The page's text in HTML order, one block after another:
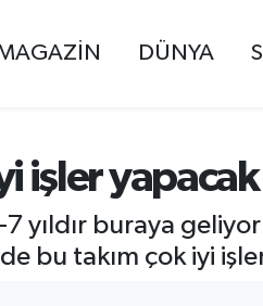
DÜNYA
işler yapacak
7 yıldır buraya
bu takım çok iyi